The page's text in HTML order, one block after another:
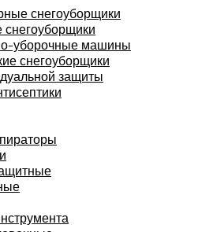
снегоуборщики
уборочные машины
снегоуборщики
защиты